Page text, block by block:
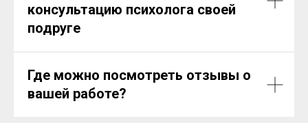
консультацию психолога своей
подруге
Где можно посмотреть отзывы о
вашей работе?